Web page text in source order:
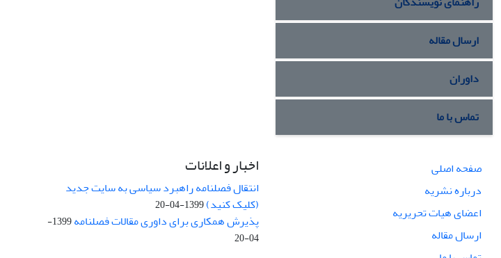
ارسال مقاله
داوران
تماس با ما
صفحه اصلی
درباره نشریه
اعضای هیات تحریریه
ارسال مقاله
اخبار و اعلانات
انتقال فصلنامه راهبرد سیاسی به سایت جدید
(کلیک کنید)1399-04-20
پذیرش همکاری برای داوری مقالات فصلنامه
1399-
04-20